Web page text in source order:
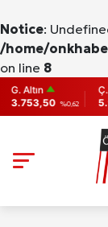
Notice:
/home/
on line 8
%0,62
Ç. Altın